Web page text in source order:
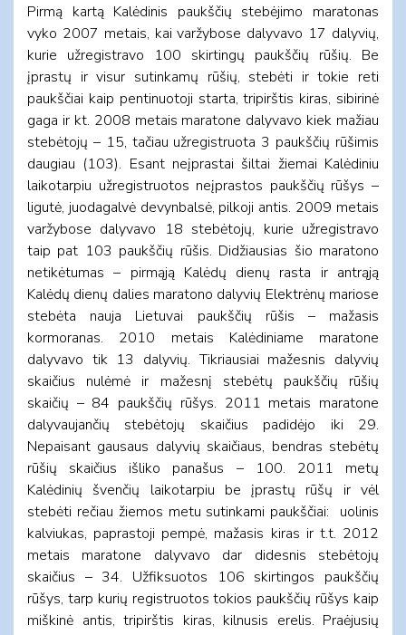
Pirmą kartą Kalėdinis paukščių stebėjimo maratonas
vyko 2007 metais, kai varžybose dalyvavo 17 dalyvių,
kurie užregistravo 100 skirtingų paukščių rūšių. Be
įprastų ir visur sutinkamų rūšių, stebėti ir tokie reti
paukščiai kaip pentinuotoji starta, tripirštis kiras, sibirinė
gaga ir kt. 2008 metais maratone dalyvavo kiek mažiau
stebėtojų – 15, tačiau užregistruota 3 paukščių rūšimis
daugiau (103). Esant neįprastai šiltai žiemai Kalėdiniu
laikotarpiu užregistruotos neįprastos paukščių rūšys –
ligutė, juodagalvė devynbalsė, pilkoji antis. 2009 metais
varžybose dalyvavo 18 stebėtojų, kurie užregistravo
taip pat 103 paukščių rūšis. Didžiausias šio maratono
netikėtumas – pirmąją Kalėdų dienų rasta ir antrąją
Kalėdų dienų dalies maratono dalyvių Elektrėnų mariose
stebėta nauja Lietuvai paukščių rūšis – mažasis
kormoranas. 2010 metais Kalėdiniame maratone
dalyvavo tik 13 dalyvių. Tikriausiai mažesnis dalyvių
skaičius nulėmė ir mažesnį stebėtų paukščių rūšių
skaičių – 84 paukščių rūšys. 2011 metais maratone
dalyvaujančių stebėtojų skaičius padidėjo iki 29.
Nepaisant gausaus dalyvių skaičiaus, bendras stebėtų
rūšių skaičius išliko panašus – 100. 2011 metų
Kalėdinių švenčių laikotarpiu be įprastų rūšų ir vėl
stebėti rečiau žiemos metu sutinkami paukščiai: uolinis
kalviukas, paprastoji pempė, mažasis kiras ir t.t. 2012
metais maratone dalyvavo dar didesnis stebėtojų
skaičius – 34. Užfiksuotos 106 skirtingos paukščių
rūšys, tarp kurių registruotos tokios paukščių rūšys kaip
miškinė antis, tripirštis kiras, kilnusis erelis. Praėjusių